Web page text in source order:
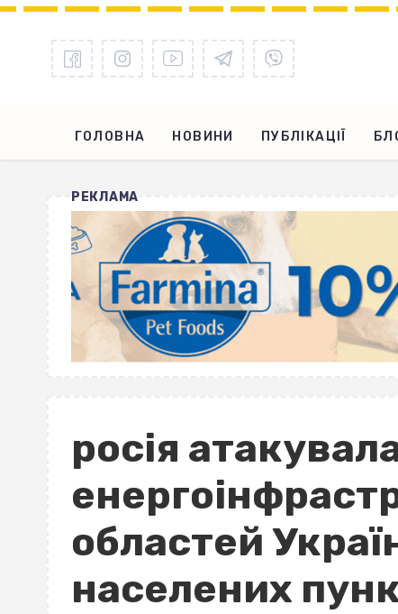
ГОЛОВНА НОВИНИ ПУБЛІКАЦІЇ
РЕКЛАМА
росія
областей
населених